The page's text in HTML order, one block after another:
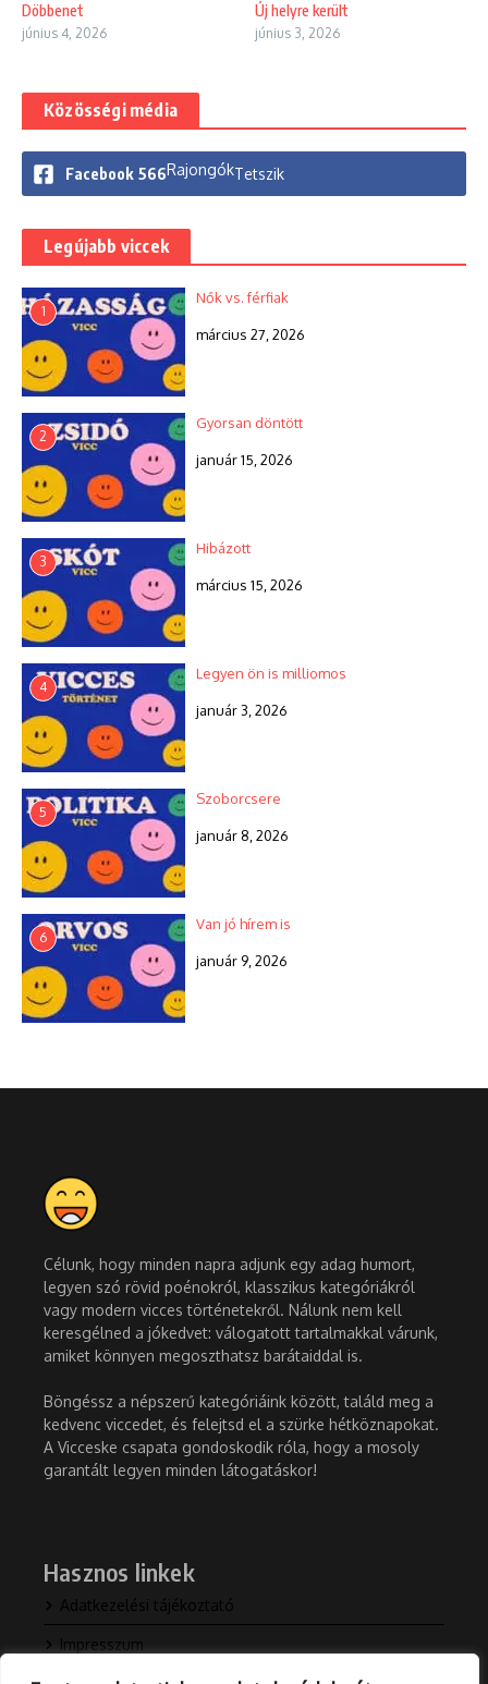
Döbbenet
június 4, 2026
Új helyre került
június 3, 2026
Közösségi média
Facebook 566RajongókTetszik
Legújabb viccek
1
Nők vs. férfiak
március 27, 2026
2
Gyorsan döntött
január 15, 2026
3
Hibázott
március 15, 2026
4
Legyen ön is milliomos
január 3, 2026
5
Szoborcsere
január 8, 2026
6
Van jó hírem is
január 9, 2026
Célunk, hogy minden napra adjunk egy adag humort,
legyen szó rövid poénokról, klasszikus kategóriákról
vagy modern vicces történetekről. Nálunk nem kell
keresgélned a jókedvet: válogatott tartalmakkal várunk,
amiket könnyen megoszthatsz barátaiddal is.
Böngéssz a népszerű kategóriáink között, találd meg a
kedvenc viccedet, és felejtsd el a szürke hétköznapokat.
A Vicceske csapata gondoskodik róla, hogy a mosoly
garantált legyen minden látogatáskor!
Hasznos linkek
Adatkezelési tájékoztató
Impresszum